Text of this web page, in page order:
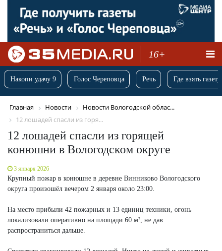
16+
Накопи удачу 9 Голос Череповца Речь Где взять
Главная Новости
Новости Вологодской облас...
12 лошадей спасли из горя...
12 лошадей спасли из горящей
конюшни в Вологодском округе
3 января 2026
Крупный пожар в конюшне в деревне Винниково Вологодского
округа произошёл вечером 2 января около 23:00.
На место прибыли 42 пожарных и 13 единиц техники, огонь
локализовали оперативно на площади 60 м², не дав
распространиться дальше.